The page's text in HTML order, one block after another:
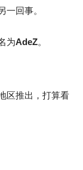
一回事。
为AdeZ。
区推出，打算看